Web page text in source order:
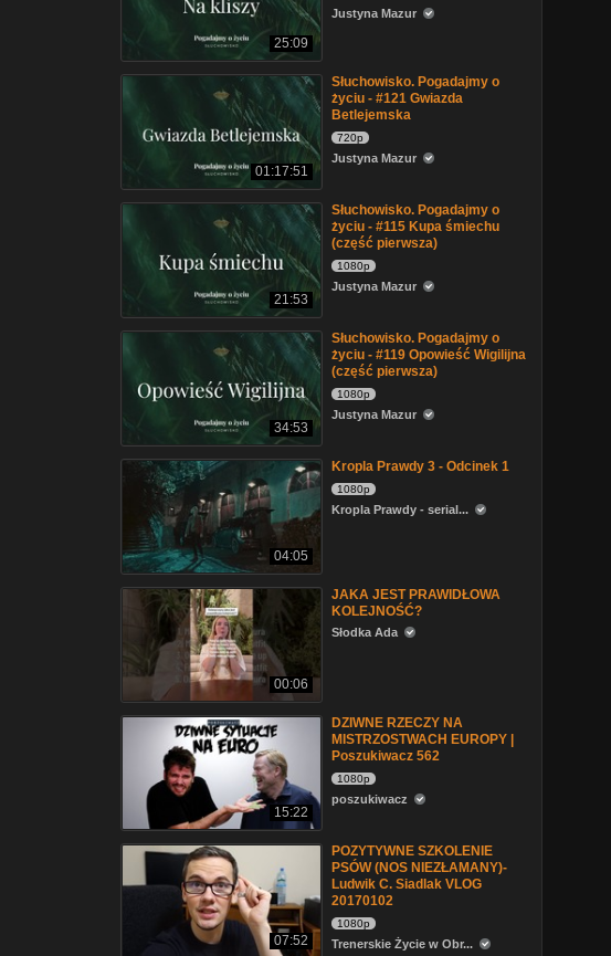
25:09
Justyna Mazur
01:17:51
Słuchowisko. Pogadajmy o
życiu - #121 Gwiazda
Betlejemska
720p
Justyna Mazur
21:53
Słuchowisko. Pogadajmy o
życiu - #115 Kupa śmiechu
(część pierwsza)
1080p
Justyna Mazur
34:53
Słuchowisko. Pogadajmy o
życiu - #119 Opowieść Wigilijna
(część pierwsza)
1080p
Justyna Mazur
04:05
Kropla Prawdy 3 - Odcinek 1
1080p
Kropla Prawdy - serial...
00:06
JAKA JEST PRAWIDŁOWA
KOLEJNOŚĆ?
Słodka Ada
15:22
DZIWNE RZECZY NA
MISTRZOSTWACH EUROPY |
Poszukiwacz 562
1080p
poszukiwacz
07:52
POZYTYWNE SZKOLENIE
PSÓW (NOS NIEZŁAMANY)-
Ludwik C. Siadlak VLOG
20170102
1080p
Trenerskie Życie w Obr...